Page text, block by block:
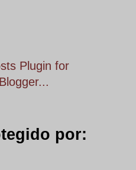
por: